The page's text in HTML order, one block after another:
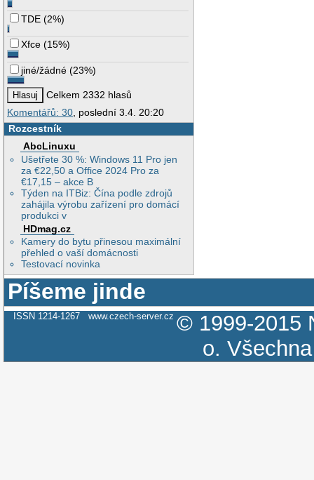
TDE (2%)
Xfce (15%)
jiné/žádné (23%)
Celkem 2332 hlasů
Komentářů: 30, poslední 3.4. 20:20
Rozcestník
AbcLinuxu
Ušetřete 30 %: Windows 11 Pro jen
za €22,50 a Office 2024 Pro za
€17,15 – akce B
Týden na ITBiz: Čína podle zdrojů
zahájila výrobu zařízení pro domácí
produkci v
HDmag.cz
Kamery do bytu přinesou maximální
přehled o vaší domácnosti
Testovací novinka
Píšeme jinde
ISSN 1214-1267 www.czech-server.cz © 1999-2015
o.